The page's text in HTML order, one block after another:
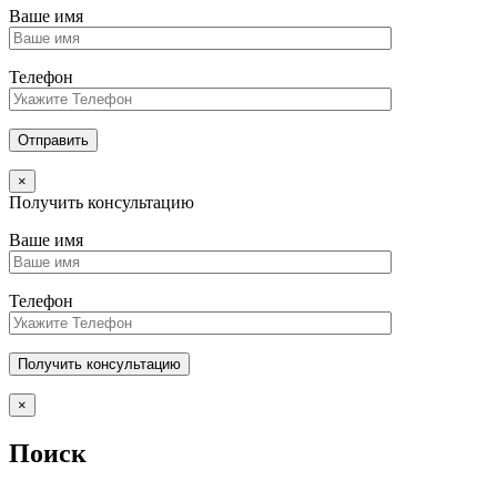
Ваше имя
Телефон
×
Получить консультацию
Ваше имя
Телефон
×
Поиск